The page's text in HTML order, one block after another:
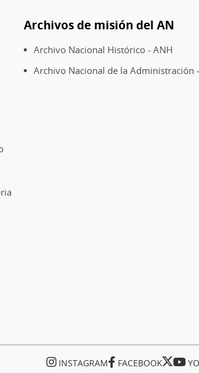
Archivos de misión del AN
Archivo Nacional Histórico - ANH
Archivo Nacional de la Administración
INSTAGRAM FACEBOOK